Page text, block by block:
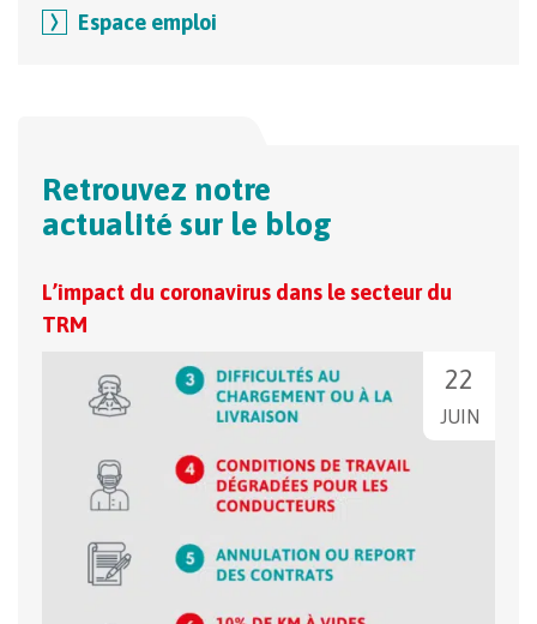
Espace emploi
Retrouvez notre
actualité sur le blog
L’impact du coronavirus dans le secteur du
TRM
22
JUIN